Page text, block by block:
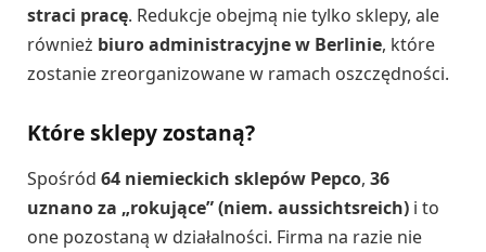
straci pracę. Redukcje obejmą nie tylko sklepy, ale
również biuro administracyjne w Berlinie, które
zostanie zreorganizowane w ramach oszczędności.
Które sklepy zostaną?
Spośród 64 niemieckich sklepów Pepco, 36
uznano za „rokujące” (niem. aussichtsreich) i to
one pozostaną w działalności. Firma na razie nie